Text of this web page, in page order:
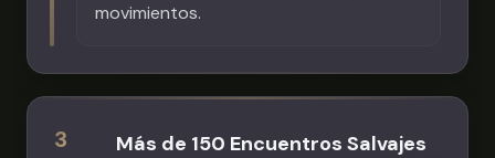
movimientos.
3 Más de 150 Encuentros Salvajes